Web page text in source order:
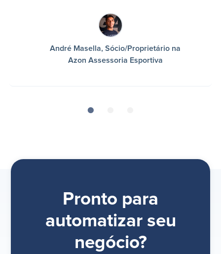
André Masella, Sócio/Proprietário na
Azon Assessoria Esportiva
Pronto para
automatizar seu
negócio?